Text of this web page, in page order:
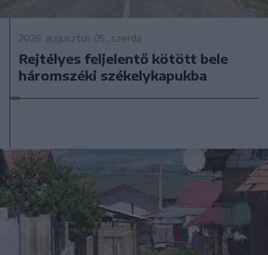
2026. augusztus 05., szerda
Rejtélyes feljelentő kötött bele
háromszéki székelykapukba